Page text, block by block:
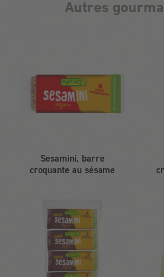
Autres
Sesamini, barre
croquante au sésame